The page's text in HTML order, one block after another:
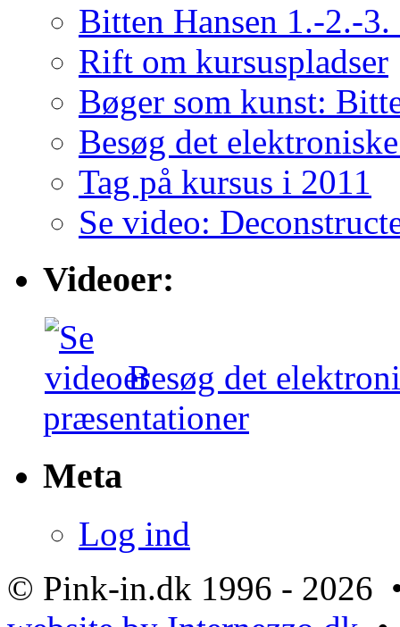
Bitten Hansen 1.-2.-
Rift om kursuspladser
Bøger som kunst:
Besøg det
Tag på kursus i 2011
Se video:
Videoer:
Besøg det
præsentationer
Meta
Log ind
© Pink-in.dk 1996 - 2026